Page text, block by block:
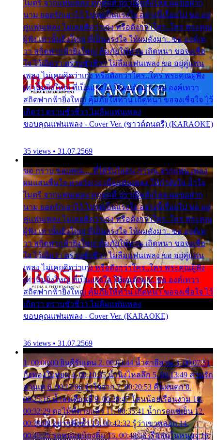
ไมตรี จากแฟนเพลง ทุกทุกที่ ปราณีหลั่งไหล ผมขอฝาก
นาม ยอดรักเอาไว้ โปรดเป็นแรงใจ อย่างนี้เรื่อยไป ขอ อยู่
คู่แฟนเพลง ไม่เคยคิดว่าเก่ง หรือดังกว่าใคร..ใคร พระคุณ
ผู้ฟัง เท่านั้นยิ่งใหญ่ ที่เป็นแรงใจ ให้ผมดังมา.. ขอ องค์เท
วา สถิตฟากฟ้ายิ่งใหญ่ คุ้มภัยให้ท่าน เถิดหนา ขอจงเชื่อ
ใจ ไว้เถิดว่า ตราบชั่วชีวา ไม่ลืมแฟนเพลง ขอ อยู่คู่แฟน
เพลง ไม่เคยคิดว่าเก่ง หรือดังกว่าใคร..ใคร พระคุณผู้ฟัง
เท่านั้นยิ่งใหญ่ ที่เป็นแรงใจ ให้ผมดังมา.. ขอ องค์เทวา
สถิตฟากฟ้ายิ่งใหญ่ คุ้มภัยให้ท่าน เถิดหนา ขอจงเชื่อใจ ไว้
เถิดว่า ตราบชั่วชีวา ไม่ลืมแฟนเพลง
ขอบคุณแฟนเพลง - Cover Ver. (ซาวด์ดนตรี) (KARAOKE)
35 views • 31.07.2569
ขอ กราบ ขอบคุณ.... ที่ได้รับไออุ่น การุณ จากแฟน เพลง
ผมแสนชื่นใจ หายวังเวง เมื่อแฟนเพลง ให้กำลังใจ น้ำใจ
ไมตรี จากแฟนเพลง ทุกทุกที่ ปราณีหลั่งไหล ผมขอฝาก
นาม ยอดรักเอาไว้ โปรดเป็นแรงใจ อย่างนี้เรื่อยไป ขอ อยู่
คู่แฟนเพลง ไม่เคยคิดว่าเก่ง หรือดังกว่าใคร..ใคร พระคุณ
ผู้ฟัง เท่านั้นยิ่งใหญ่ ที่เป็นแรงใจ ให้ผมดังมา.. ขอ องค์เท
วา สถิตฟากฟ้ายิ่งใหญ่ คุ้มภัยให้ท่าน เถิดหนา ขอจงเชื่อ
ใจ ไว้เถิดว่า ตราบชั่วชีวา ไม่ลืมแฟนเพลง ขอ อยู่คู่แฟน
เพลง ไม่เคยคิดว่าเก่ง หรือดังกว่าใคร..ใคร พระคุณผู้ฟัง
เท่านั้นยิ่งใหญ่ ที่เป็นแรงใจ ให้ผมดังมา.. ขอ องค์เทวา
สถิตฟากฟ้ายิ่งใหญ่ คุ้มภัยให้ท่าน เถิดหนา ขอจงเชื่อใจ ไว้
เถิดว่า ตราบชั่วชีวา ไม่ลืมแฟนเพลง
ขอบคุณแฟนเพลง - Cover Ver. (KARAOKE)
36 views • 31.07.2569
1. 00:00:00 ยินดีรับเดน 2. 00:03:44 น้ำตาอีสาน 3. 00:07:51
กิ่งทองใบหยก 4. 00:10:35 น้ำนิ่งไหลลึก 5. 00:13:49 ลานรัก
ลานเท 6. 00:17:06 จำใจจาก 7. 00:20:53 คืนฝนตก 8.
00:25:16 น้ำลงเดือนยี่ 9. 00:28:47 โสนน้อยเรือนงาม 10.
00:32:29 ตอไม้ที่ตายแล้ว 11. 00:35:41 น้ำกรดแช่เย็น 12.
00:39:08 อยากฟังซ้ำ 13. 00:42:32 รู้ว่าเขาหลอก 14.
00:45:25 รอหน่อยน้องติ๋ม 15. 00:48:56 เรือล่มในหนอง 16.